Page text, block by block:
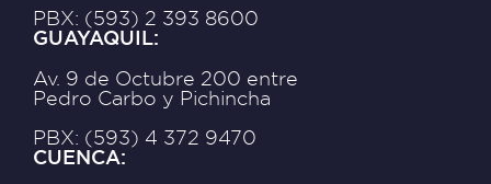
PBX: (593) 2 393 8600
GUAYAQUIL:
Av. 9 de Octubre 200 entre
Pedro Carbo y Pichincha
PBX: (593) 4 372 9470
CUENCA: